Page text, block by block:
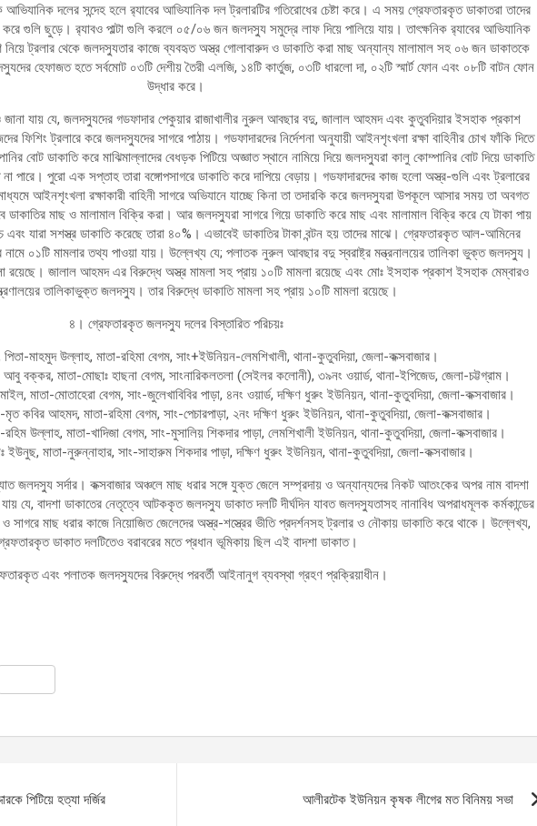
আভিযানিক দলের সন্দেহ হলে র‌্যাবের আভিযানিক দল ট্রলারটির গতিরোধের চেষ্টা করে। এ সময় গ্রেফতারকৃত ডাকাতরা তাদের
গুলি ছুড়ে। র‌্যাবও পাল্টা গুলি করলে ০৫/০৬ জন জলদস্যু সমুদ্রে লাফ দিয়ে পালিয়ে যায়। তাৎক্ষনিক র‌্যাবের আভিযানিক
নিয়ে ট্রলার থেকে জলদস্যুতার কাজে ব্যবহৃত অস্ত্র গোলাবারুদ ও ডাকাতি করা মাছ অন্যান্য মালামাল সহ ০৬ জন ডাকাতকে
হেফাজত হতে সর্বমোট ০৩টি দেশীয় তৈরী এলজি, ১৪টি কার্তুজ, ০৩টি ধারলো দা, ০২টি স্মার্ট ফোন এবং ০৮টি বাটন ফোন
উদ্ধার করে।
জানা যায় যে, জলদস্যুদের গডফাদার পেকুয়ার রাজাখালীর নুরুল আবছার বদু, জালাল আহমদ এবং কুতুবদিয়ার ইসহাক প্রকাশ
ট্রলারে করে জলদস্যুদের সাগরে পাঠায়। গডফাদারদের নির্দেশনা অনুযায়ী আইনশৃংখলা রক্ষা বাহিনীর চোখ ফাঁকি দিতে
বোট ডাকাতি করে মাঝিমাল্লাদের বেধড়ক পিটিয়ে অজ্ঞাত স্থানে নামিয়ে দিয়ে জলদস্যুরা কালু কোম্পানির বোট দিয়ে ডাকাতি
পারে। পুরো এক সপ্তাহ তারা বঙ্গোপসাগরে ডাকাতি করে দাপিয়ে বেড়ায়। গডফাদারদের কাজ হলো অস্ত্র-গুলি এবং ট্রলারের
মাধ্যমে আইনশৃংখলা রক্ষাকারী বাহিনী সাগরে অভিযানে যাচ্ছে কিনা তা তদারকি করে জলদস্যুরা উপকূলে আসার সময় তা অবগত
ডাকাতির মাছ ও মালামাল বিক্রি করা। আর জলদস্যুরা সাগরে গিয়ে ডাকাতি করে মাছ এবং মালামাল বিক্রি করে যে টাকা পায়
যারা সশস্ত্র ডাকাতি করেছে তারা ৪০%। এভাবেই ডাকাতির টাকা বন্টন হয় তাদের মাঝে। গ্রেফতারকৃত আল-আমিনের
নামে ০১টি মামলার তথ্য পাওয়া যায়। উল্লেখ্য যে; পলাতক নুরুল আবছার বদু স্বরাষ্ট্র মন্ত্রনালয়ের তালিকা ভুক্ত জলদস্যু।
রয়েছে। জালাল আহমদ এর বিরুদ্ধে অস্ত্র মামলা সহ প্রায় ১০টি মামলা রয়েছে এবং মোঃ ইসহাক প্রকাশ ইসহাক মেম্বারও
তালিকাভুক্ত জলদস্যু। তার বিরুদ্ধে ডাকাতি মামলা সহ প্রায় ১০টি মামলা রয়েছে।
৪। গ্রেফতারকৃত জলদস্যু দলের বিস্তারিত পরিচয়ঃ
মাহমুদ উল্লাহ, মাতা-রহিমা বেগম, সাং+ইউনিয়ন-লেমশিখালী, থানা-কুতুবদিয়া, জেলা-কক্সবাজার।
মাতা-মোছাঃ হাছনা বেগম, সাংনারিকলতলা (সেইলর কলোনী), ৩৯নং ওয়ার্ড, থানা-ইপিজেড, জেলা-চট্টগ্রাম।
মাতা-মোতাহেরা বেগম, সাং-জুলেখাবিবির পাড়া, ৪নং ওয়ার্ড, দক্ষিণ ধুরুং ইউনিয়ন, থানা-কুতুবদিয়া, জেলা-কক্সবাজার।
কবির আহমদ, মাতা-রহিমা বেগম, সাং-পেচারপাড়া, ২নং দক্ষিণ ধুরুং ইউনিয়ন, থানা-কুতুবদিয়া, জেলা-কক্সবাজার।
উল্লাহ, মাতা-খাদিজা বেগম, সাং-মুসালিয় শিকদার পাড়া, লেমশিখালী ইউনিয়ন, থানা-কুতুবদিয়া, জেলা-কক্সবাজার।
মাতা-নুরুন্নাহার, সাং-সাহারুম শিকদার পাড়া, দক্ষিণ ধুরুং ইউনিয়ন, থানা-কুতুবদিয়া, জেলা-কক্সবাজার।
জলদস্যু সর্দার। কক্সবাজার অঞ্চলে মাছ ধরার সঙ্গে যুক্ত জেলে সম্প্রদায় ও অন্যান্যদের নিকট আতংকের অপর নাম বাদশা
যে, বাদশা ডাকাতের নেতৃত্বে আটককৃত জলদস্যু ডাকাত দলটি দীর্ঘদিন যাবত জলদস্যুতাসহ নানাবিধ অপরাধমূলক কর্মকান্ডের
সাগরে মাছ ধরার কাজে নিয়োজিত জেলেদের অস্ত্র-শস্ত্রের ভীতি প্রদর্শনসহ ট্রলার ও নৌকায় ডাকাতি করে থাকে। উল্লেখ্য,
ডাকাত দলটিতেও বরাবরের মতে প্রধান ভূমিকায় ছিল এই বাদশা ডাকাত।
এবং পলাতক জলদস্যুদের বিরুদ্ধে পরবর্তী আইনানুগ ব্যবস্থা গ্রহণ প্রক্রিয়াধীন।
পিটিয়ে হত্যা দর্জির
আলীরটেক ইউনিয়ন কৃষক লীগের মত বিনিময় সভা